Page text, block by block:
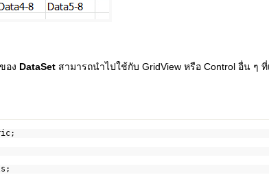
อง DataSet สามารถนำไปใช้กับ GridView หรือ Control อื่น ๆ ที่